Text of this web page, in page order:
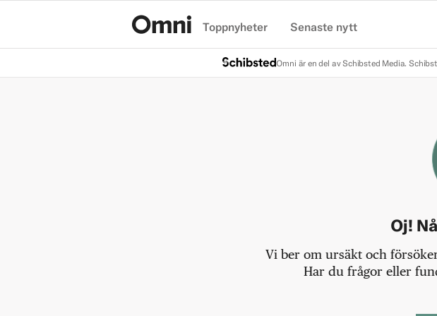
Toppnyheter Senaste nytt
Omni är en del av Schibsted Media.
Oj!
Vi ber om ursäkt och
Har du frågor eller